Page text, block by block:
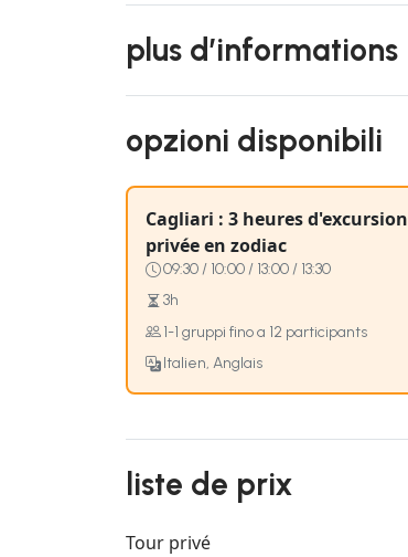
plus d’informations
opzioni disponibili
Cagliari : 3 heures d'excursion
privée en zodiac
09:30 / 10:00 / 13:00 / 13:30
3h
1-1 gruppi fino a 12 participants
Italien, Anglais
liste de prix
Tour privé